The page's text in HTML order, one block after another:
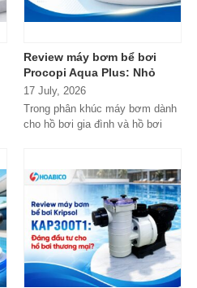
Review máy bơm bể bơi
Procopi Aqua Plus: Nhỏ
gọn, vận hành bền bỉ
nhưng có thực sự đáng
mua?
17 July, 2026
Trong phân khúc máy bơm dành
cho hồ bơi gia đình và hồ bơi